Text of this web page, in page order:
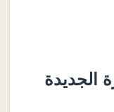
الجديدة